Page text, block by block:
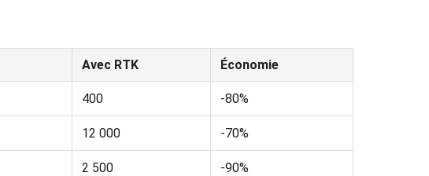
Avec RTK Économie
400 -80%
12 000 -70%
2 500 -90%